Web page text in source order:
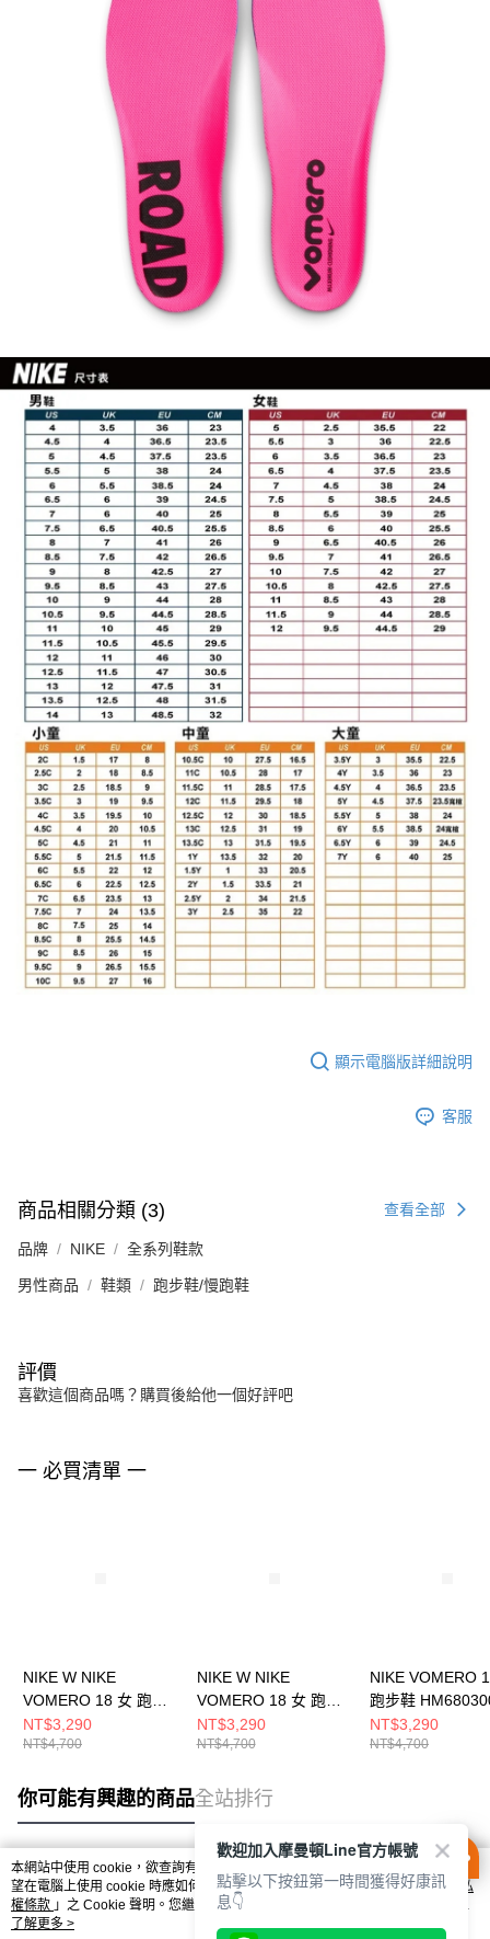
顯示電腦版詳細說明
客服
商品相關分類 (3) 查看全部
品牌 NIKE 全系列鞋款
男性商品 鞋類 跑步鞋/慢跑鞋
評價
喜歡這個商品嗎？購買後給他一個好評吧
一 必買清單 一
NIKE W NIKE
VOMERO 18 女 跑步
鞋 HM6804110
NT$3,290
NT$4,700
NIKE W NIKE
VOMERO 18 女 跑步
鞋 HM6804800
NT$3,290
NT$4,700
NIKE VOMERO
跑步鞋
NT$3,290
NT$4,700
你可能有興趣的商品全站排行
熱門標籤
本網站中使用 cookie，欲查詢有關本網站使用 cookie 方式之詳情，及若您不希
望在電腦上使用 cookie 時應如何變更電腦的 cookie 設定，請參閱本網站「
隱私
權條款 」之 Cookie 聲明。您繼續使用本網站即表示您同意本公司得按本網站使
用條款之 Cookie 聲明使用 cookie。
了解更多 >
歡迎加入摩曼頓Line官方帳號
點擊以下按鈕第一時間獲得好康訊
息👇